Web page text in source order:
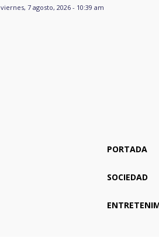
viernes, 7 agosto, 2026 - 10:39 am
PORTADA
SOCIEDAD